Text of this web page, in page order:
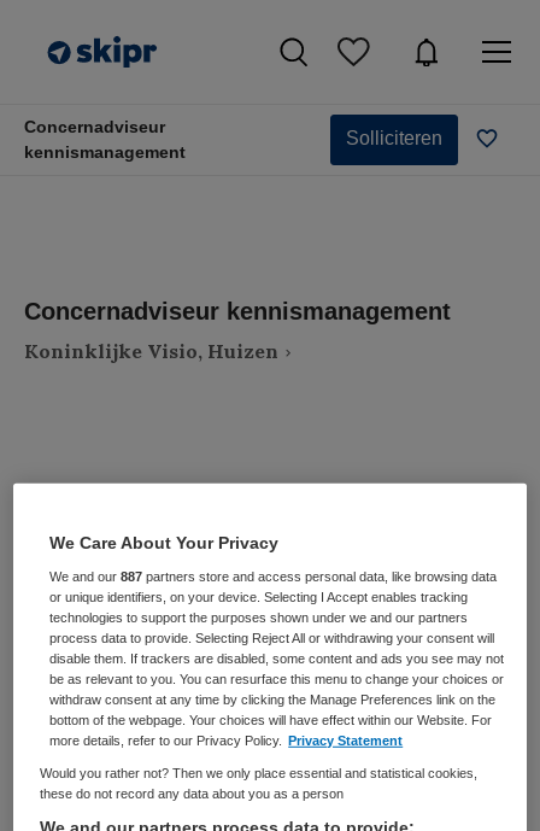
Concernadviseur
kennismanagement
Solliciteren
Concernadviseur kennismanagement
Koninklijke Visio, Huizen
BRANCHE
Gehandicaptenzorg
AANSTELLING
Tijdelijk met uitzicht op vast
PLAATSINGSDATUM
10 juni 2026
NIVEAU
WO
ERVARING
Ervaren
DIENSTVERBAND
0-uren contract
We Care About Your Privacy
We and our887 partners store and access personal data, like browsing data
or unique identifiers, on your device. Selecting I Accept enables tracking
technologies to support the purposes shown under we and our partners
process data to provide. Selecting Reject All or withdrawing your consent will
disable them. If trackers are disabled, some content and ads you see may not
be as relevant to you. You can resurface this menu to change your choices or
withdraw consent at any time by clicking the Manage Preferences link on the
bottom of the webpage. Your choices will have effect within our Website. For
more details, refer to our Privacy Policy.
Privacy Statement
Would you rather not? Then we only place essential and statistical cookies,
these do not record any data about you as a person